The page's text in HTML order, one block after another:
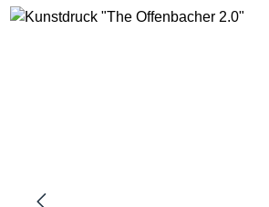
Bildergalerie überspringen